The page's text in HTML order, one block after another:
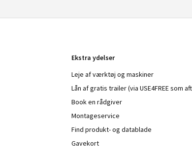
Ekstra ydelser
Leje af værktøj og maskiner
Lån af gratis trailer (via USE4FREE som
Book en rådgiver
Montageservice
Find produkt- og datablade
Gavekort